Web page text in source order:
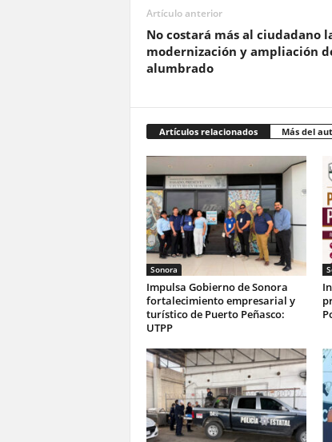
Artículo anterior
No costará más al ciudadano
modernización y ampliación
alumbrado
Artículos relacionados Más del
Sonora
Impulsa Gobierno de Sonora
fortalecimiento empresarial y
turístico de Puerto Peñasco:
UTPP